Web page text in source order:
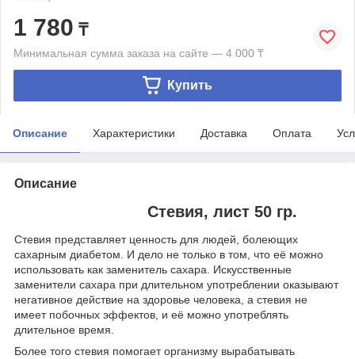
1 780 ₸
Минимальная сумма заказа на сайте — 4 000 ₸
Купить
Описание Характеристики Доставка Оплата
Описание
Стевия, лист 50 гр.
Стевия представляет ценность для людей, болеющих
сахарным диабетом. И дело не только в том, что её можно
использовать как заменитель сахара. Искусственные
заменители сахара при длительном употреблении оказывают
негативное действие на здоровье человека, а стевия не
имеет побочных эффектов, и её можно употреблять
длительное время.
Более того стевия помогает организму вырабатывать